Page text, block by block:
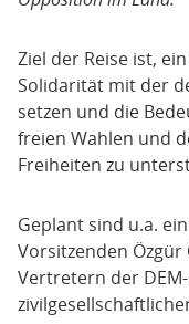
Ziel der Reise ist,
Solidarität mit der
setzen und die
freien Wahlen und
Freiheiten zu
Geplant sind u.a.
Vorsitzenden Özgür
Vertretern der